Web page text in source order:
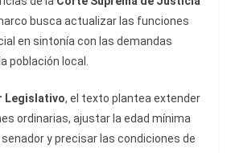
busca actualizar las funciones
en sintonía con las demandas
población local.
Legislativo, el texto plantea extender
ordinarias, ajustar la edad mínima
y precisar las condiciones de